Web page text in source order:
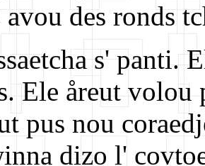
avou des ronds
s' panti.
Ele åreut
pus nou
dizo l'